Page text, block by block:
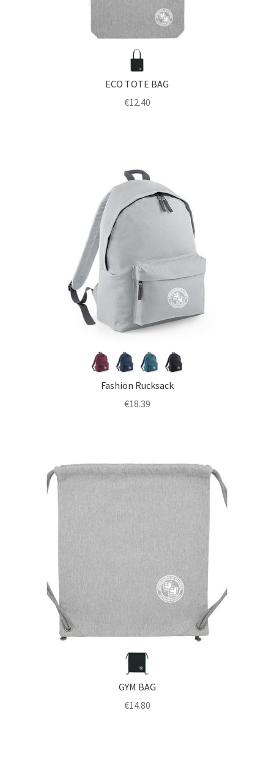
ECO TOTE BAG
€12.40
Fashion Rucksack
€18.39
GYM BAG
€14.80